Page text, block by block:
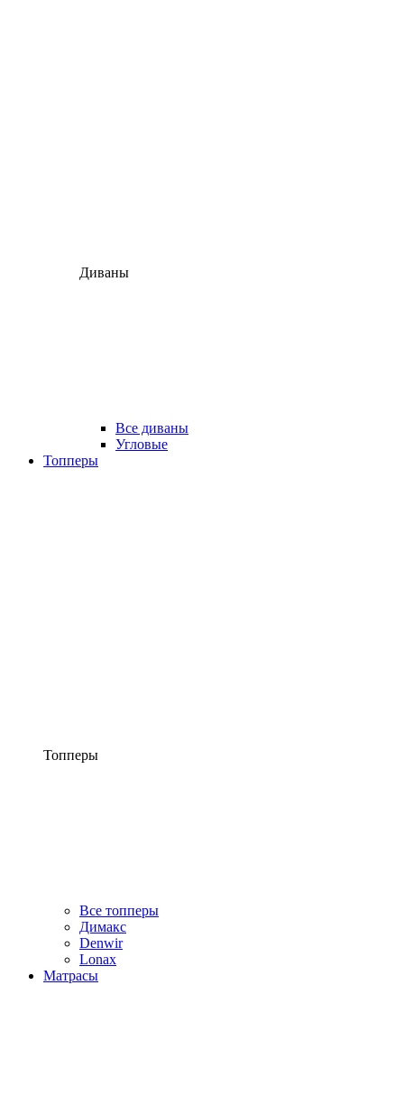
Диваны
Все диваны
Угловые
Топперы
Топперы
Все топперы
Димакс
Denwir
Lonax
Матрасы